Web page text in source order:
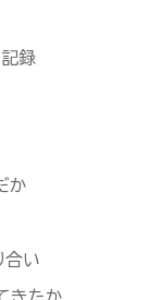
録
か
合い